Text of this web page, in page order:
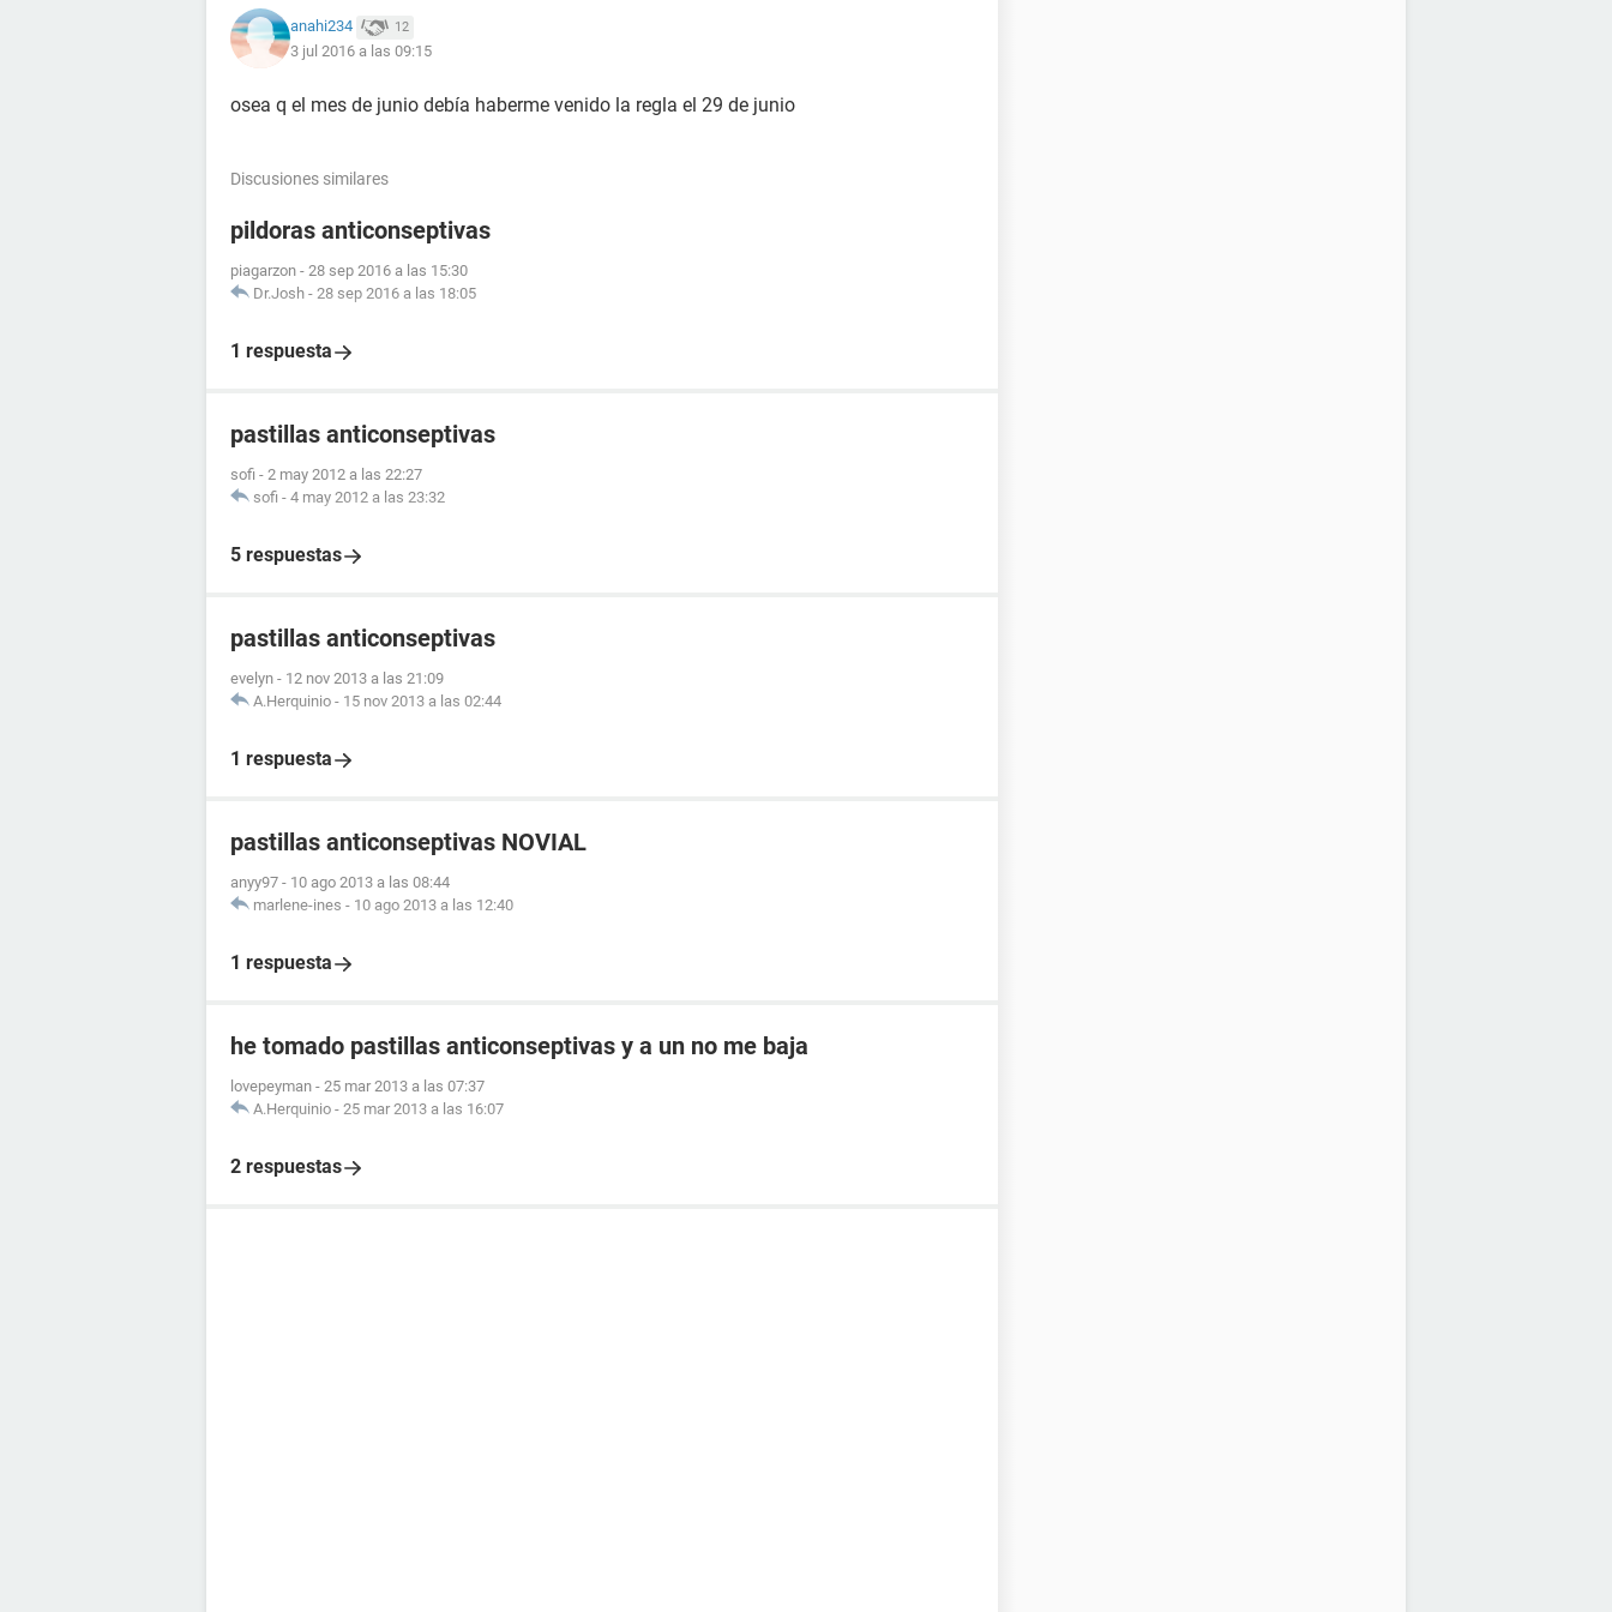
anahi234 12
3 jul 2016 a las 09:15
osea q el mes de junio debía haberme venido la regla el 29 de junio
Discusiones similares
pildoras anticonseptivas
piagarzon - 28 sep 2016 a las 15:30
Dr.Josh - 28 sep 2016 a las 18:05
1 respuesta
pastillas anticonseptivas
sofi - 2 may 2012 a las 22:27
sofi - 4 may 2012 a las 23:32
5 respuestas
pastillas anticonseptivas
evelyn - 12 nov 2013 a las 21:09
A.Herquinio - 15 nov 2013 a las 02:44
1 respuesta
pastillas anticonseptivas NOVIAL
anyy97 - 10 ago 2013 a las 08:44
marlene-ines - 10 ago 2013 a las 12:40
1 respuesta
he tomado pastillas anticonseptivas y a un no me baja
lovepeyman - 25 mar 2013 a las 07:37
A.Herquinio - 25 mar 2013 a las 16:07
2 respuestas